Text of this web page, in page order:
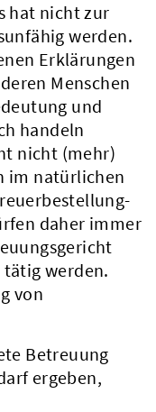
hat nicht zur
werden.
Erklärungen
Menschen
und
handeln
nicht (mehr)
im natürlichen
daher immer
werden.
von
Betreuung
ergeben,